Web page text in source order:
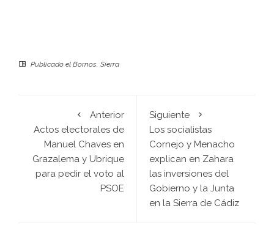
Publicado el Bornos Sierra
Anterior
Actos electorales de
Manuel Chaves en
Grazalema y Ubrique
para pedir el voto al
PSOE
Siguiente
Los socialistas
Cornejo y Menacho
explican en Zahara
las inversiones del
Gobierno y la Junta
en la Sierra de Cádiz